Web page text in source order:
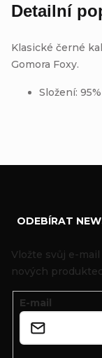
Detailní
Klasické černé
Gomora Foxy.
Složení: 95
ODEBÍRAT
Vložte svůj e-
nových
E-mail